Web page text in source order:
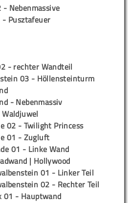
- Nebenmassive
Pusztafeuer
- rechter Wandteil
03 - Höllensteinturm
- Nebenmassiv
02 - Twilight Princess
01 - Zugluft
01 - Linke Wand
| Hollywood
01 - Linker Teil
02 - Rechter Teil
01 - Hauptwand